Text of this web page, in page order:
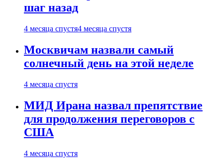
шаг назад
4 месяца спустя4 месяца спустя
Москвичам назвали самый
солнечный день на этой неделе
4 месяца спустя
МИД Ирана назвал препятствие
для продолжения переговоров с
США
4 месяца спустя